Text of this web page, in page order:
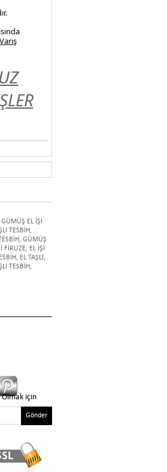
GÜMÜŞ EL İŞİ
TESBİH,
, GÜMÜŞ
FİRUZE, EL İŞİ
, EL TAŞLI ,
TESBİH,
Olmak için
Gönder